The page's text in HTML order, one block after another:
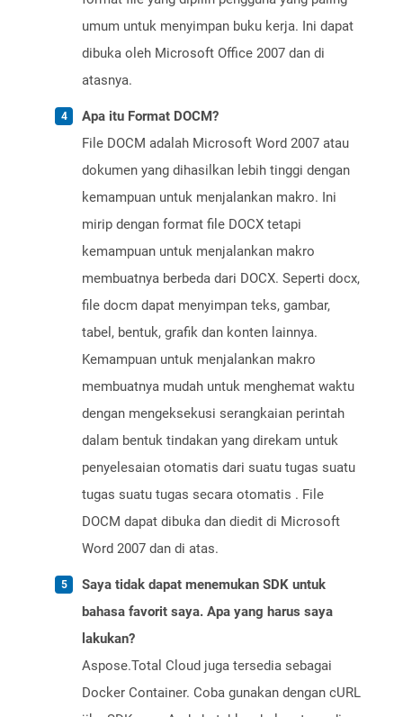
umum untuk menyimpan buku kerja. Ini dapat
dibuka oleh Microsoft Office 2007 dan di
atasnya.
Apa itu Format DOCM?
File DOCM adalah Microsoft Word 2007 atau
dokumen yang dihasilkan lebih tinggi dengan
kemampuan untuk menjalankan makro. Ini
mirip dengan format file DOCX tetapi
kemampuan untuk menjalankan makro
membuatnya berbeda dari DOCX. Seperti docx,
file docm dapat menyimpan teks, gambar,
tabel, bentuk, grafik dan konten lainnya.
Kemampuan untuk menjalankan makro
membuatnya mudah untuk menghemat waktu
dengan mengeksekusi serangkaian perintah
dalam bentuk tindakan yang direkam untuk
penyelesaian otomatis dari suatu tugas suatu
tugas suatu tugas secara otomatis . File
DOCM dapat dibuka dan diedit di Microsoft
Word 2007 dan di atas.
Saya tidak dapat menemukan SDK untuk
bahasa favorit saya. Apa yang harus saya
lakukan?
Aspose.Total Cloud juga tersedia sebagai
Docker Container. Coba gunakan dengan cURL